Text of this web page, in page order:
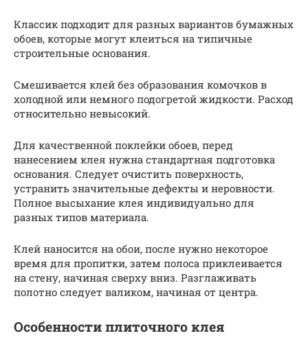
Классик подходит для разных вариантов бумажных
обоев, которые могут клеиться на типичные
строительные основания.
Смешивается клей без образования комочков в
холодной или немного подогретой жидкости. Расход
относительно невысокий.
Для качественной поклейки обоев, перед
нанесением клея нужна стандартная подготовка
основания. Следует очистить поверхность,
устранить значительные дефекты и неровности.
Полное высыхание клея индивидуально для
разных типов материала.
Клей наносится на обои, после нужно некоторое
время для пропитки, затем полоса приклеивается
на стену, начиная сверху вниз. Разглаживать
полотно следует валиком, начиная от центра.
Особенности плиточного клея